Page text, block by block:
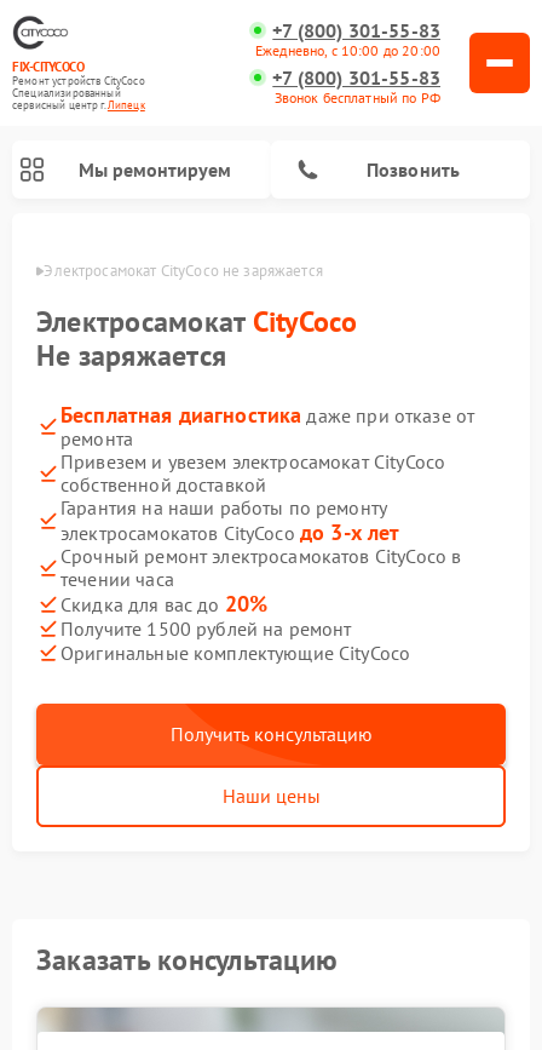
FIX-CITYCOCO
Ремонт устройств CityCoco
Специализированный
cервисный центр г.Липецк
+7 (800) 301-55-83
Ежедневно, с 10:00 до 20:00
+7 (800) 301-55-83
Звонок бесплатный по РФ
Мы ремонтируем Позвонить
Электросамокат CityCoco не заряжается
Электросамокат CityCoco
Не заряжается
Бесплатная диагностика даже при отказе от
ремонта
Привезем и увезем электросамокат CityCoco
собственной доставкой
Гарантия на наши работы по ремонту
электросамокатов CityCoco до 3-х лет
Срочный ремонт электросамокатов CityCoco в
течении часа
Скидка для вас до 20%
Получите 1500 рублей на ремонт
Оригинальные комплектующие CityCoco
Получить консультацию
Наши цены
Заказать консультацию